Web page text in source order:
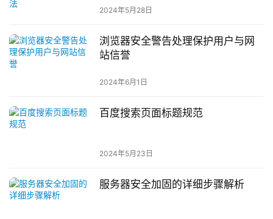
2024年5月28日
浏览器安全警告处理保护用户与网
站信誉
2024年6月1日
百度搜索页面标题规范
2024年5月23日
服务器安全加固的详细步骤解析